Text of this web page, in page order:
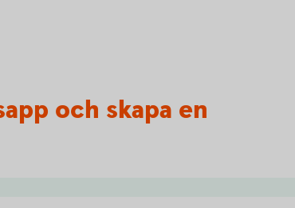
och skapa en